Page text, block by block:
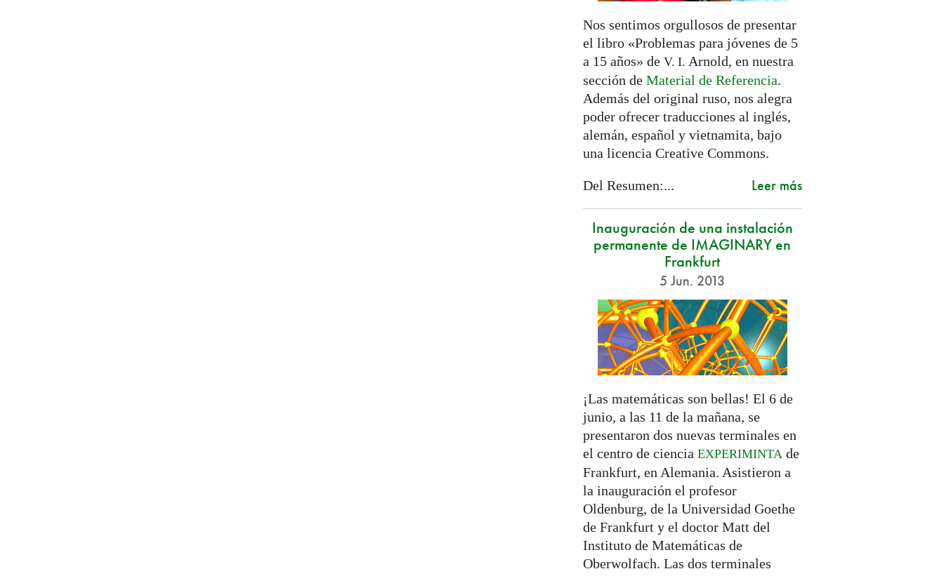
Nos sentimos orgullosos de presentar
el libro «Problemas para jóvenes de 5
a 15 años» de V. I. Arnold, en nuestra
sección de Material de Referencia.
Además del original ruso, nos alegra
poder ofrecer traducciones al inglés,
alemán, español y vietnamita, bajo
una licencia Creative Commons.
Del Resumen:... Leer más
Inauguración de una instalación
permanente de IMAGINARY en
Frankfurt
5 Jun. 2013
¡Las matemáticas son bellas! El 6 de
junio, a las 11 de la mañana, se
presentaron dos nuevas terminales en
el centro de ciencia EXPERIMINTA de
Frankfurt, en Alemania. Asistieron a
la inauguración el profesor
Oldenburg, de la Universidad Goethe
de Frankfurt y el doctor Matt del
Instituto de Matemáticas de
Oberwolfach. Las dos terminales